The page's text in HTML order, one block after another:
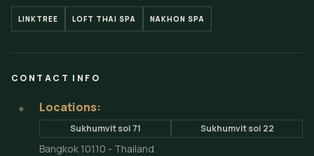
LINKTREE LOFT THAI SPA NAKHON SPA
CONTACT INFO
⌖ Locations:
Sukhumvit soi 71 Sukhumvit soi 22
Bangkok 10110 - Thailand